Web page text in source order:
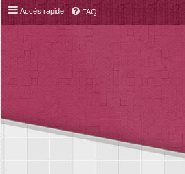
Accès rapide FAQ